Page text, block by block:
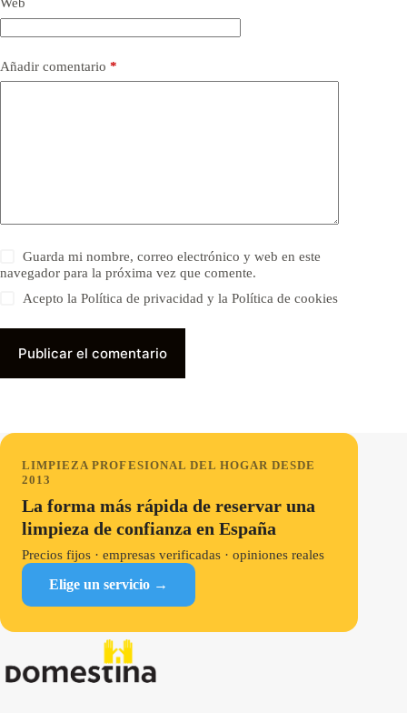
Añadir comentario *
Guarda mi nombre, correo electrónico y web en este
navegador para la próxima vez que comente.
Acepto la Política de privacidad y la Política de cookies
Publicar el comentario
LIMPIEZA PROFESIONAL DEL HOGAR DESDE
2013
La forma más rápida de reservar una
limpieza de confianza en España
Precios fijos · empresas verificadas · opiniones reales
Elige un servicio →